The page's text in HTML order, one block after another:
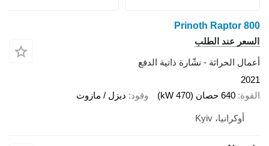
Prinoth Raptor 800
السعر عند الطلب
أعمال الحراثة - نشّارة ذاتية الدفع
2021
القوة 640 حصان (470 kW) وقود ديزل / مازوت
أوكرانيا، Kyiv